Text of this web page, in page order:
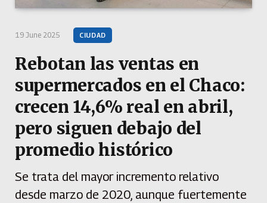
19 June 2025 CIUDAD
Rebotan las ventas en
supermercados en el Chaco:
crecen 14,6% real en abril,
pero siguen debajo del
promedio histórico
Se trata del mayor incremento relativo
desde marzo de 2020, aunque fuertemente